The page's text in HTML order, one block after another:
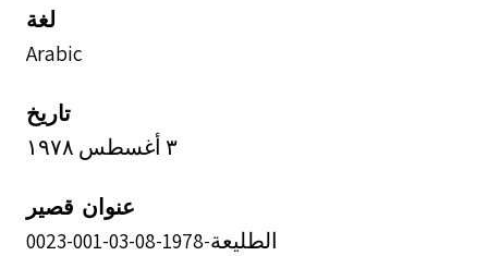
لغة
Arabic
تاريخ
٣ أغسطس ١٩٧٨
عنوان قصير
الطليعة-1978-08-03-001-0023